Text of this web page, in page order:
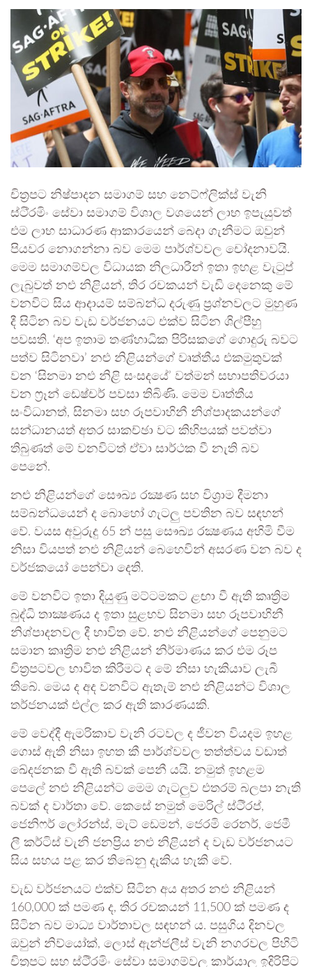
චිත්‍රපට නිෂ්පාදන සමාගම් සහ නෙට්ෆ්ලික්ස් වැනි
ස්ටි්‍රමිං සේවා සමාගම් විශාල වශයෙන් ලාභ ඉපැයුවත්
එම ලාභ සාධාරණ ආකාරයෙන් බෙදා ගැනීමට ඔවුන්
පියවර නොගන්නා බව මෙම පාර්ශ්වවල චෝදනාවයි.
මෙම සමාගම්වල විධායක නිලධාරීන් ඉතා ඉහළ වැටුප්
ලැබුවත් නළු නිළියන්, තිර රචකයන් වැඩි දෙනෙකු මේ
වනවිට සිය ආදායම් සම්බන්ධ දරුණු ප්‍රශ්නවලට මුහුණ
දී සිටින බව වැඩ වර්ජනයට එක්ව සිටින ශිල්පීහු
පවසති. ‘අප ඉතාම තණ්හාධික පිරිසකගේ ගොදුරු බවට
පත්ව සිටිනවා’ නළු නිළියන්ගේ වෘත්තීය එකමුතුවක්
වන ‘සිනමා නළු නිළි සංසදයේ’ වත්මන් සභාපතිවරයා
වන ෆ්‍රෑන් ඩෙෂ්චර් පවසා තිබිණි. මෙම වෘත්තීය
සංවිධානත්, සිනමා සහ රූපවාහිනී නිශ්පාදකයන්ගේ
සන්ධානයත් අතර සාකච්ඡා වට කිහිපයක් පවත්වා
තිබුණත් මේ වනවිටත් ඒවා සාර්ථක වී නැති බව
පෙනේ.
නළු නිළියන්ගේ සෞඛ්‍ය රක්‍ෂණ සහ විශ්‍රාම දීමනා
සම්බන්ධයෙන් ද බොහෝ ගැටලු පවතින බව සඳහන්
වේ. වයස අවුරුදු 65 න් පසු සෞඛ්‍ය රක්‍ෂණය අහිමි වීම
නිසා වියපත් නළු නිළියන් බෙහෙවින් අසරණ වන බව ද
වර්ජකයෝ පෙන්වා දෙති.
මේ වනවිට ඉතා දියුණු මට්ටමකට ළඟා වී ඇති කෘත්‍රිම
බුද්ධි තාක්‍ෂණය ද ඉතා සුළභව සිනමා සහ රූපවාහිනී
නිශ්පාදනවල දී භාවිත වේ. නළු නිළියන්ගේ පෙනුමට
සමාන කෘත්‍රිම නළු නිළියන් නිර්මාණය කර එම රූප
චිත්‍රපටවල භාවිත කිරීමට ද මේ නිසා හැකියාව ලැබී
තිබේ. මෙය ද අද වනවිට ඇතැම් නළු නිළියන්ට විශාල
තර්ජනයක් එල්ල කර ඇති කාරණයකි.
මේ වෙද්දී ඇමරිකාව වැනි රටවල ද ජීවන වියදම ඉහළ
ගොස් ඇති නිසා ඉහත කී පාර්ශ්වවල තත්ත්වය වඩාත්
ඛේදජනක වී ඇති බවක් පෙනී යයි. නමුත් ඉහළම
පෙලේ නළු නිළියන්ට මෙම ගැටලුව එතරම් බලපා නැති
බවක් ද වාර්තා වේ. කෙසේ නමුත් මෙරිල් ස්ටී්‍රප්,
ජෙනිෆර් ලෝරන්ස්, මැට් ඩෙමන්, ජෙරමි රෙනර්, ජෙමී
ලී කර්ටිස් වැනි ජනප්‍රිය නළු නිළියන් ද වැඩ වර්ජනයට
සිය සහය පළ කර තිබෙනු දැකිය හැකි වේ.
වැඩ වර්ජනයට එක්ව සිටින අය අතර නළු නිළියන්
160,000 ක් පමණ ද, තිර රචකයන් 11,500 ක් පමණ ද
සිටින බව මාධ්‍ය වාර්තාවල සඳහන් ය. පසුගිය දිනවල
ඔවුන් නිව්යෝක්, ලොස් ඇන්ජලීස් වැනි නගරවල පිහිටි
චිත්‍රපට සහ ස්ටී්‍රමිං සේවා සමාගම්වල කාර්යාල ඉදිරිපිට